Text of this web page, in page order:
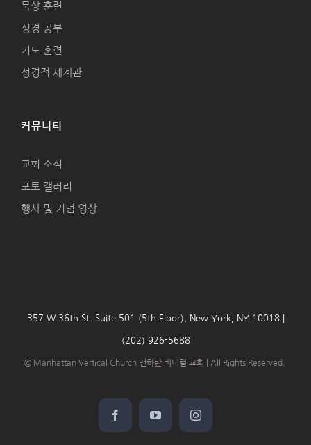
묵상 훈련
성경 공부
기도 훈련
성경적 세계관
커뮤니티
교회 소식
포토 갤러리
행사 및 기념 영상
357 W 36th St. Suite 501 (5th Floor), New York, NY 10018 |
(202) 926-5688
© Manhattan Vertical Church 맨하탄 버티컬 교회 | All Rights Reserved.
FacebookYouTubeInstagram